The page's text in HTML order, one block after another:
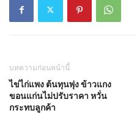
บทความก่อนหน้านี้
ไข่ไก่แพง ต้นทุนพุ่ง ข้าวแกง
ขอนแก่นไม่ปรับราคา หวั่น
กระทบลูกค้า